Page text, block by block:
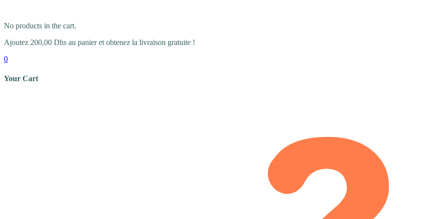
No products in the cart.
Ajoutez 200,00 Dhs au panier et obtenez la livraison gratuite !
0
Your Cart